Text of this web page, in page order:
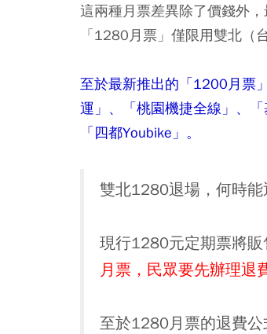
這兩種月票差異除了價錢外
「1280月票」僅限用雙北（
至於最新推出的「1200月票
運」、「桃園機捷全線 」、
「四都Youbike」。
雙北1280退場，何時能
現行1280元定期票將
月票，民眾要先辦理退
至於1280月票的退費